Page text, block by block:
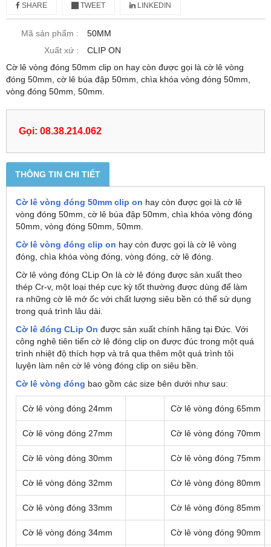
SHARE TWEET LINKEDIN
Mã sản phẩm :
50MM
Xuất xứ :
CLIP ON
Cờ lê vòng đóng 50mm clip on hay còn được gọi là cờ lê vòng
đóng 50mm, cờ lê búa đập 50mm, chìa khóa vòng đóng 50mm,
vòng đóng 50mm, 50mm.
Gọi: 08.38.214.062
THÔNG TIN CHI TIẾT
Cờ lê vòng đóng 50mm clip on hay còn được gọi là cờ lê
vòng đóng 50mm, cờ lê búa đập 50mm, chìa khóa vòng đóng
50mm, vòng đóng 50mm, 50mm.
Cờ lê vòng đóng clip on hay còn được gọi là cờ lê vòng
đóng, chìa khóa vòng đóng, vòng đóng, cờ lê đóng.
Cờ lê vòng đóng CLip On là cờ lê đóng được sản xuất theo
thép Cr-v, một loại thép cực kỳ tốt thường được dùng để làm
ra những cờ lê mở ốc với chất lượng siêu bền có thể sử dụng
trong quá trình lâu dài.
Cờ lê đóng CLip On được sản xuất chính hãng tại Đức. Với
công nghê tiên tiến cờ lê đóng clip on được đúc trong một quá
trình nhiệt độ thích hợp và trả qua thêm một quá trình tôi
luyện làm nên cờ lê vòng đóng clip on siêu bền.
Cờ lê vòng đóng bao gồm các size bên dưới như sau:
Cờ lê vòng đóng 24mm Cờ lê vòng đóng 65mm
Cờ lê vòng đóng 27mm Cờ lê vòng đóng 70mm
Cờ lê vòng đóng 30mm Cờ lê vòng đóng 75mm
Cờ lê vòng đóng 32mm Cờ lê vòng đóng 80mm
Cờ lê vòng đóng 33mm Cờ lê vòng đóng 85mm
Cờ lê vòng đóng 34mm Cờ lê vòng đóng 90mm